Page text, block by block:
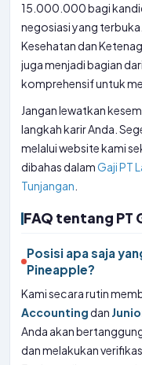
15.000.000 bagi
negosiasi yang
Kesehatan dan
juga menjadi bagian
komprehensif untuk
Jangan lewatkan
langkah karir Anda.
melalui website kami
dibahas dalamGaji PT
Tunjangan
FAQ tentang PT
Posisi apa saja
Pineapple?
Kami secara rutin
Accountingdan
Anda akan
dan melakukan